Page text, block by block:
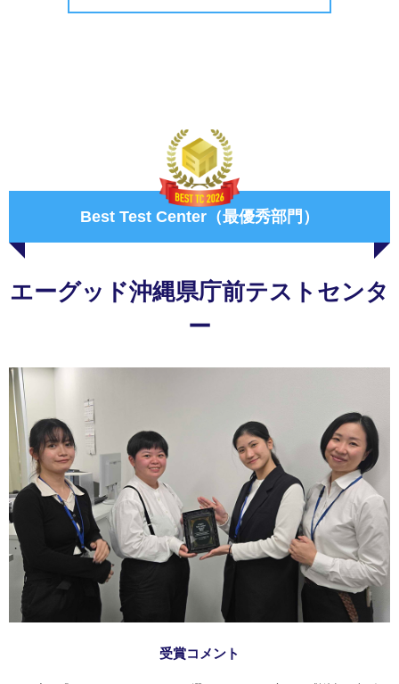
Best Test Center（最優秀部門）
エーグッド沖縄県庁前テストセンタ
ー
受賞コメント